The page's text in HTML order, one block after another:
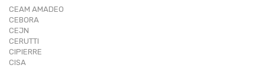
CEAM AMADEO
CEBORA
CEJN
CERUTTI
CIPIERRE
CISA